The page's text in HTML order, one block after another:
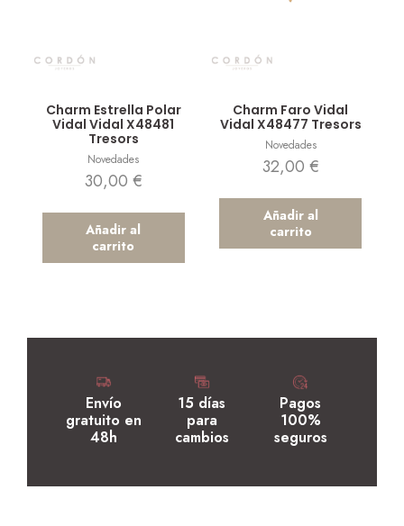
Charm Estrella Polar
Vidal Vidal X48481
Tresors
Novedades
30,00 €
Añadir al
carrito
Charm Faro Vidal
Vidal X48477 Tresors
Novedades
32,00 €
Añadir al
carrito
Envío
gratuito en
48h
15 días
para
cambios
Pagos
100%
seguros